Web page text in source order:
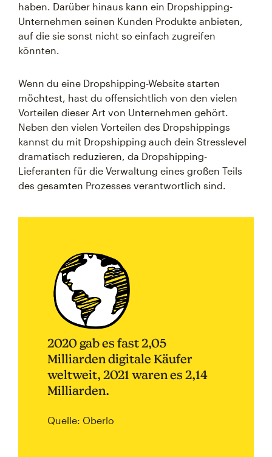
haben. Darüber hinaus kann ein Dropshipping-
Unternehmen seinen Kunden Produkte anbieten,
auf die sie sonst nicht so einfach zugreifen
könnten.
Wenn du eine Dropshipping-Website starten
möchtest, hast du offensichtlich von den vielen
Vorteilen dieser Art von Unternehmen gehört.
Neben den vielen Vorteilen des Dropshippings
kannst du mit Dropshipping auch dein Stresslevel
dramatisch reduzieren, da Dropshipping-
Lieferanten für die Verwaltung eines großen Teils
des gesamten Prozesses verantwortlich sind.
2020 gab es fast 2,05
Milliarden digitale Käufer
weltweit, 2021 waren es 2,14
Milliarden.
Quelle: Oberlo